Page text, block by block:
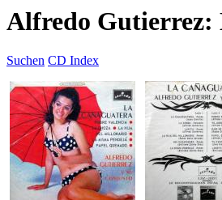
Alfredo Gutierrez:
Suchen CD Index